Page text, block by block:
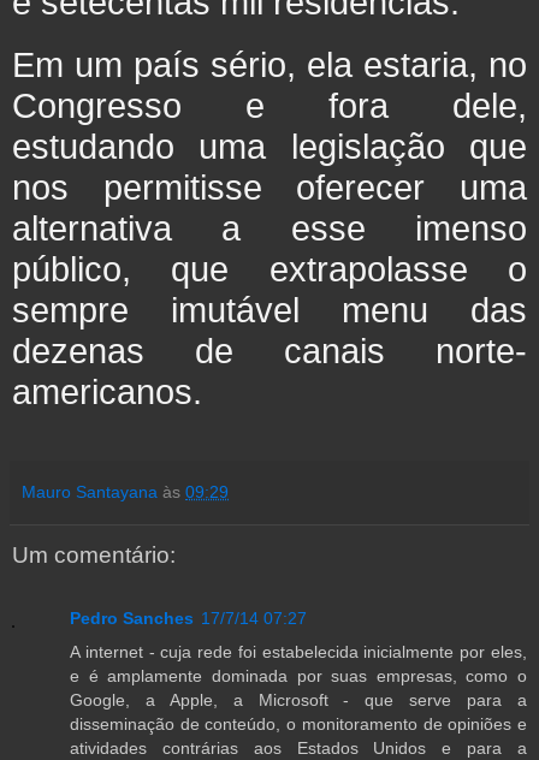
Em um país sério, ela estaria, no
Congresso e fora dele,
estudando uma legislação que
nos permitisse oferecer uma
alternativa a esse imenso
público, que extrapolasse o
sempre imutável menu das
dezenas de canais norte-
americanos.
Mauro Santayana às 09:29
Um comentário:
Pedro Sanches 17/7/14 07:27
A internet - cuja rede foi estabelecida inicialmente por eles,
e é amplamente dominada por suas empresas, como o
Google, a Apple, a Microsoft - que serve para a
disseminação de conteúdo, o monitoramento de opiniões e
atividades contrárias aos Estados Unidos e para a